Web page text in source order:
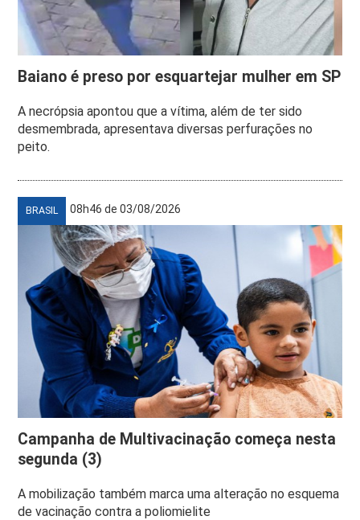
Baiano é preso por esquartejar mulher em SP
A necrópsia apontou que a vítima, além de ter sido
desmembrada, apresentava diversas perfurações no
peito.
BRASIL 08h46 de 03/08/2026
Campanha de Multivacinação começa nesta
segunda (3)
A mobilização também marca uma alteração no esquema
de vacinação contra a poliomielite